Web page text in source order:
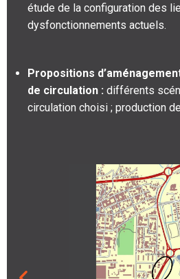
étude de la configuration des
dysfonctionnements actuels.
Propositions
de circulation : différents
circulation choisi ; production